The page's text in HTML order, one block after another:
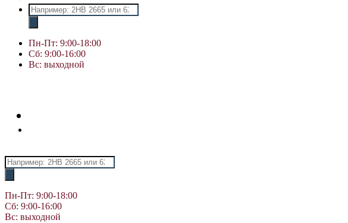
Поиск
товаров
Пн-Пт: 9:00-18:00
Сб: 9:00-16:00
Вс: выходной
Поиск
товаров
Пн-Пт: 9:00-18:00
Сб: 9:00-16:00
Вс: выходной